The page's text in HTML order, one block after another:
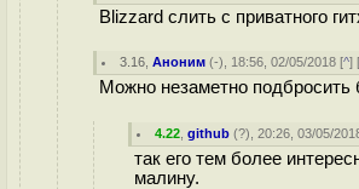
Blizzard слить с приватного
3.16 ,Аноним (-), 18:56, 02/05/2018 [^]
Можно незаметно подбросить
4.22 ,github (?), 20:26, 03/05/
так его тем более
малину.